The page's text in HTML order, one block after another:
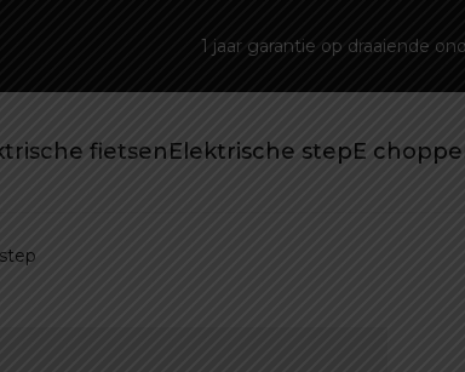
Gratis bezorging
en batterij
fietsenElektrische stepE